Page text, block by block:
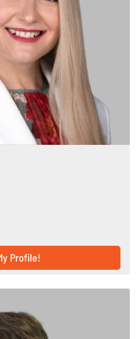
Profile!